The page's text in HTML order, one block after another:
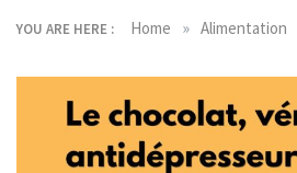
YOU ARE HERE : Home » Alimentation